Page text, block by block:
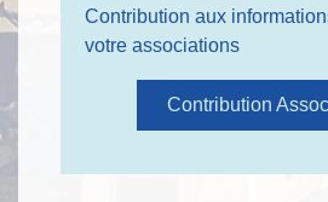
Contribution aux
votre associations
Contribution